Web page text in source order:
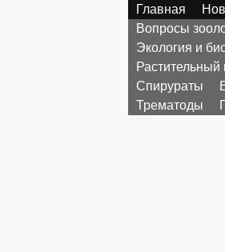
Главная
Вопросы
Экология и
Растительный
Спирураты
Трематоды